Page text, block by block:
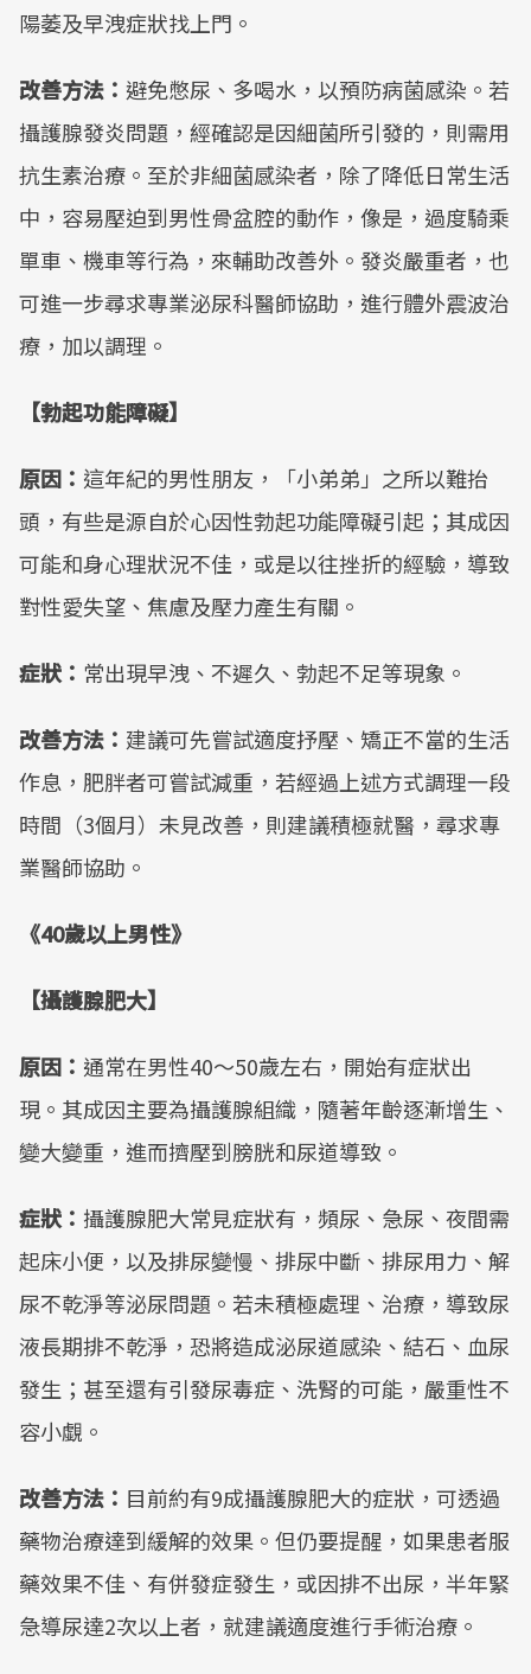
陽萎及早洩症狀找上門。
改善方法： 避免憋尿、多喝水，以預防病菌感染。若
攝護腺發炎問題，經確認是因細菌所引發的，則需用
抗生素治療。至於非細菌感染者，除了降低日常生活
中，容易壓迫到男性骨盆腔的動作，像是，過度騎乘
單車、機車等行為，來輔助改善外。發炎嚴重者，也
可進一步尋求專業泌尿科醫師協助，進行體外震波治
療，加以調理。
【勃起功能障礙】
原因： 這年紀的男性朋友，「小弟弟」之所以難抬
頭，有些是源自於心因性勃起功能障礙引起；其成因
可能和身心理狀況不佳，或是以往挫折的經驗，導致
對性愛失望、焦慮及壓力產生有關。
症狀： 常出現早洩、不遲久、勃起不足等現象。
改善方法： 建議可先嘗試適度抒壓、矯正不當的生活
作息，肥胖者可嘗試減重，若經過上述方式調理一段
時間（3個月）未見改善，則建議積極就醫，尋求專
業醫師協助。
《40歲以上男性》
【攝護腺肥大】
原因： 通常在男性40～50歲左右，開始有症狀出
現。其成因主要為攝護腺組織，隨著年齡逐漸增生、
變大變重，進而擠壓到膀胱和尿道導致。
症狀： 攝護腺肥大常見症狀有，頻尿、急尿、夜間需
起床小便，以及排尿變慢、排尿中斷、排尿用力、解
尿不乾淨等泌尿問題。若未積極處理、治療，導致尿
液長期排不乾淨，恐將造成泌尿道感染、結石、血尿
發生；甚至還有引發尿毒症、洗腎的可能，嚴重性不
容小覷。
改善方法： 目前約有9成攝護腺肥大的症狀，可透過
藥物治療達到緩解的效果。但仍要提醒，如果患者服
藥效果不佳、有併發症發生，或因排不出尿，半年緊
急導尿達2次以上者，就建議適度進行手術治療。